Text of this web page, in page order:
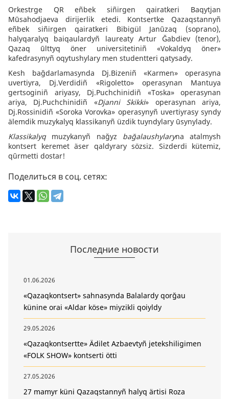
Последние новости
01.06.2026
«Qazaqkontsert» sahnasynda Balalardy qorğau
künine orai «Aldar köse» miyzikli qoiyldy
29.05.2026
«Qazaqkontsertte» Ädilet Azbaevtyñ jetekshiligimen
«FOLK SHOW» kontserti ötti
27.05.2026
27 mamyr küni Qazaqstannyñ halyq ärtisi Roza
Orkestrge QR eñbek siñirgen qairatkeri Baqytjan
Mūsahodjaeva dirijerlik etedi. Kontsertke Qazaqstannyñ
eñbek siñirgen qairatkeri Bibigül Janūzaq (soprano),
halyqaralyq baiqaulardyñ laureaty Artur Ğabdiev (tenor),
Qazaq ūlttyq öner universitetiniñ «Vokaldyq öner»
kafedrasynyñ oqytushylary men studentteri qatysady.
Kesh bağdarlamasynda Dj.Bizeniñ «Karmen» operasyna
uvertiyra, Dj.Verdidiñ «Rigoletto» operasynan Mantuya
gertsoginiñ ariyasy, Dj.Puchchinidiñ «Toska» operasynan
ariya, Dj.Puchchinidiñ «Djanni Skikki» operasynan ariya,
Dj.Rossinidiñ «Soroka Vorovka» operasynyñ uvertiyrasy syndy
älemdik muzykalyq klassikanyñ üzdik tuyndylary ūsynylady.
Klassikalyqmuzykanyñ nağyz bağalaushylaryna atalmysh
kontsert keremet äser qaldyrary sözsiz. Sizderdi kütemiz,
qūrmetti dostar!
Поделиться в соц. сетях: